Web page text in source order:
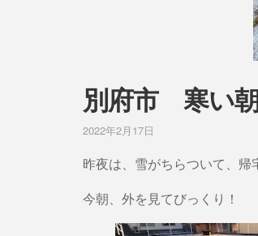
別府市 寒い
2022年2月17日
昨夜は、雪がちらついて、帰
今朝、外を見てびっくり！